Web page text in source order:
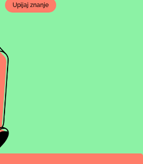
Upijaj znanje